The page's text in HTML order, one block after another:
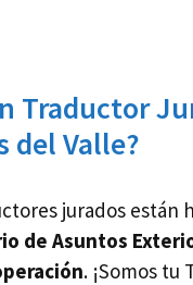
Traductor
del Valle?
jurados están
de Asuntos
. ¡Somos tu